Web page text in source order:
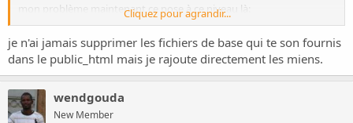
mon problème maintenant ce pose à ce niveau là:
comment je dois précéder car comme dit plus haut j'utilise FTP pour
transférer le dossier de mon site (ajm) du bureau à /public_html/
mais je trouve déjà dans /public_html/ des dossiers (_private;
_vti_bin; _vti_cnf; _vti_log; _vti_pvt; _vti_txt; cgi-bin; .htaccess;
_vti_inf.html; postinfo.html). dois-je les supprimer? puisque après
quand je fini le transfère et que j'essaie d'ouvrir mon site il se trouve
en plus du dossier de mon site (ajm) ses dossier cgi-bin/;
Cliquez pour agrandir...
je n'ai jamais supprimer les fichiers de base qui te son fournis
dans le public_html mais je rajoute directement les miens.
wendgouda
New Member